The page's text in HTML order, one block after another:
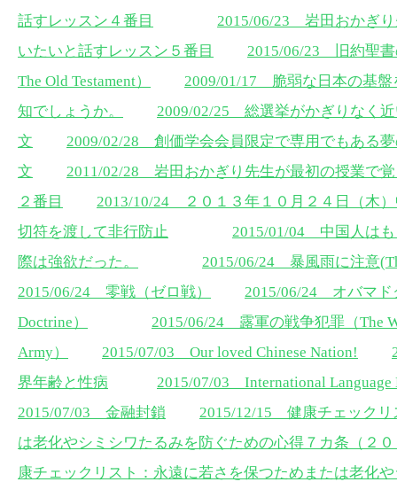
話すレッスン４番目
2015/06/23 岩田おかぎ
いたいと話すレッスン５番目
2015/06/23 旧約聖書
The Old Testament）
2009/01/17 脆弱な日本の基盤
知でしょうか。
2009/02/25 総選挙がかぎりなく
文
2009/02/28 創価学会会員限定で専用でもある
文
2011/02/28 岩田おかぎり先生が最初の授業で
２番目
2013/10/24 ２０１３年１０月２４日（木
切符を渡して非行防止
2015/01/04 中国人は
際は強欲だった。
2015/06/24 暴風雨に注意
2015/06/24 零戦（ゼロ戦）
2015/06/24 オバマド
Doctrine）
2015/06/24 露軍の戦争犯罪（The
Army）
2015/07/03 Our loved Chinese Nation!
界年齢と性病
2015/07/03 International Language
2015/07/03 金融封鎖
2015/12/15 健康チェックリ
は老化やシミシワたるみを防ぐための心得７カ条（２
康チェックリスト：永遠に若さを保つためまたは老化